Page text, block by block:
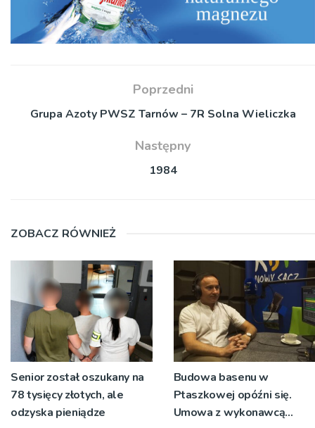
Poprzedni
Grupa Azoty PWSZ Tarnów – 7R Solna Wieliczka
Następny
1984
ZOBACZ RÓWNIEŻ
Senior został oszukany na
78 tysięcy złotych, ale
odzyska pieniądze
Budowa basenu w
Ptaszkowej opóźni się.
Umowa z wykonawcą